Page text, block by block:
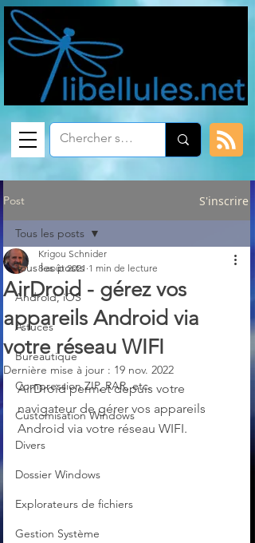
Post S'inscrire
Tous les posts
Android, iOS
Astuces
Bureautique
Compression ZIP, RAR, etc.
Customisation Windows
Divers
Dossier Windows
Explorateurs de fichiers
Gestion Système
Tous les posts
AirDroid - gérez vos
appareils Android via
votre réseau WIFI
Krigou Schnider
8 août 2021 1 min de lecture
Dernière mise à jour : 19 nov. 2022
AirDroid permet depuis votre
navigateur de gérer vos appareils
Android via votre réseau WIFI.